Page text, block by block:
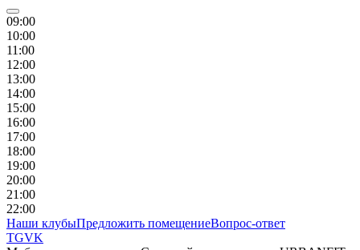
09:00
10:00
11 :00
12:00
13:00
14:00
15:00
16:00
17:00
18:00
19:00
20:00
21 :00
22:00
Наши клубыПредложить помещениеВопрос-ответ
TGVK